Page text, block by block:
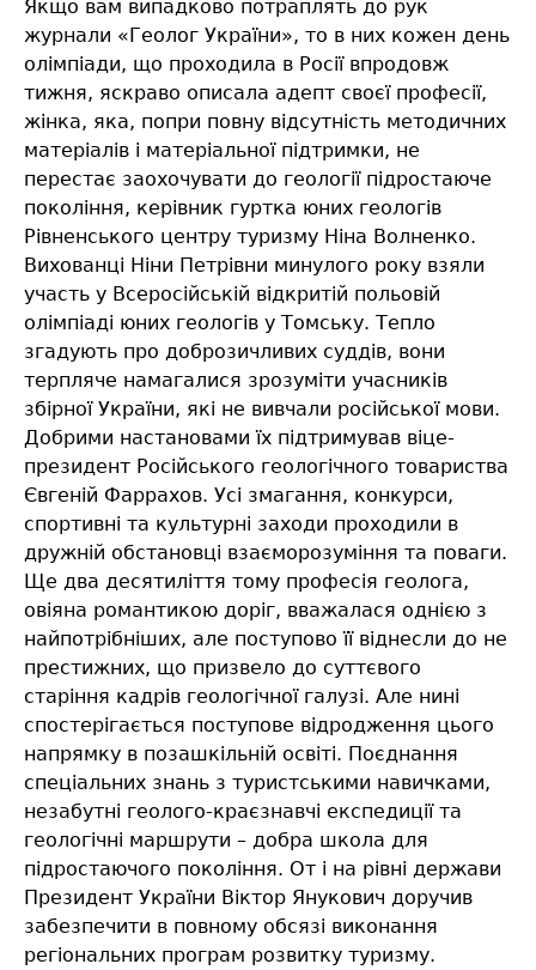
Якщо вам випадково потраплять до рук
журнали «Геолог України», то в них кожен день
олімпіади, що проходила в Росії впродовж
тижня, яскраво описала адепт своєї професії,
жінка, яка, попри повну відсутність методичних
матеріалів і матеріальної підтримки, не
перестає заохочувати до геології підростаюче
покоління, керівник гуртка юних геологів
Рівненського центру туризму Ніна Волненко.
Вихованці Ніни Петрівни минулого року взяли
участь у Всеросійській відкритій польовій
олімпіаді юних геологів у Томську. Тепло
згадують про доброзичливих суддів, вони
терпляче намагалися зрозуміти учасників
збірної України, які не вивчали російської мови.
Добрими настановами їх підтримував віце-
президент Російського геологічного товариства
Євгеній Фаррахов. Усі змагання, конкурси,
спортивні та культурні заходи проходили в
дружній обстановці взаєморозуміння та поваги.
Ще два десятиліття тому професія геолога,
овіяна романтикою доріг, вважалася однією з
найпотрібніших, але поступово її віднесли до не
престижних, що призвело до суттєвого
старіння кадрів геологічної галузі. Але нині
спостерігається поступове відродження цього
напрямку в позашкільній освіті. Поєднання
спеціальних знань з туристськими навичками,
незабутні геолого-краєзнавчі експедиції та
геологічні маршрути – добра школа для
підростаючого покоління. От і на рівні держави
Президент України Віктор Янукович доручив
забезпечити в повному обсязі виконання
регіональних програм розвитку туризму.